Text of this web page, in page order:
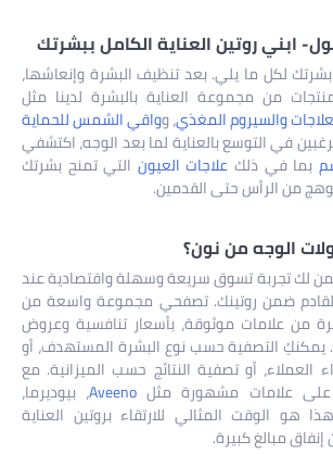
ابني روتين العناية الكامل ببشرتك
لكل ما يلي. بعد تنظيف البشرة وإنعاشها،
من مجموعة العناية بالبشرة لدينا مثل
والسيروم المغذي، وواقي الشمس للحماية
في التوسع بالعناية لما بعد الوجه، اكتشفي
بما في ذلك علاجات العيون التي تمنح بشرتك
من الرأس حتى القدمين.
الوجه من نون؟
لك تجربة تسوق سريعة وسهلة واقتصادية عند
ضمن روتينك. تصفحي مجموعة واسعة من
من علامات موثوقة، بأسعار تنافسية وعروض
التصفية حسب نوع البشرة المستهدف، أو
العملاء، أو تصفية النتائج حسب الميزانية. مع
علامات مشهورة مثل Aveeno، بيوديرما،
هو الوقت المثالي للارتقاء بروتين العناية
مبالغ كبيرة.